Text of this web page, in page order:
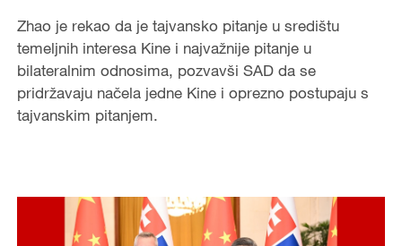
Zhao je rekao da je tajvansko pitanje u središtu
temeljnih interesa Kine i najvažnije pitanje u
bilateralnim odnosima, pozvavši SAD da se
pridržavaju načela jedne Kine i oprezno postupaju s
tajvanskim pitanjem.